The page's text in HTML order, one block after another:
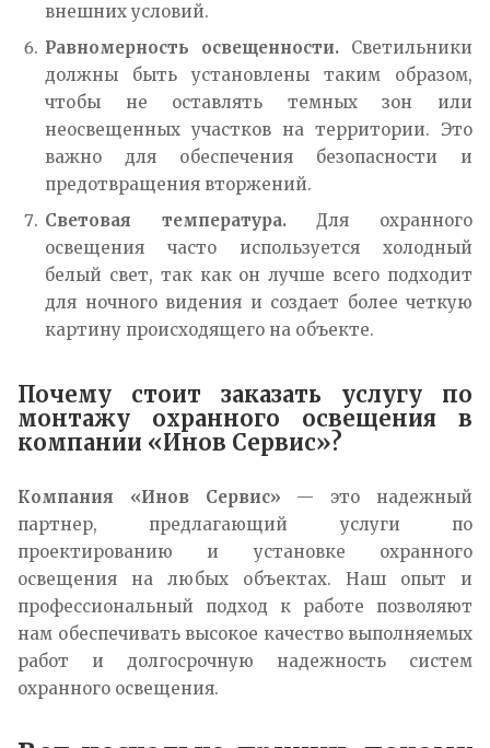
внешних условий.
Равномерность освещенности. Светильники
должны быть установлены таким образом,
чтобы не оставлять темных зон или
неосвещенных участков на территории. Это
важно для обеспечения безопасности и
предотвращения вторжений.
Световая температура.Для охранного
освещения часто используется холодный
белый свет, так как он лучше всего подходит
для ночного видения и создает более четкую
картину происходящего на объекте.
Почему стоит заказать услугу по
монтажу охранного освещения в
компании «Инов Сервис»?
Компания «Инов Сервис» — это надежный
партнер, предлагающий услуги по
проектированию и установке охранного
освещения на любых объектах. Наш опыт и
профессиональный подход к работе позволяют
нам обеспечивать высокое качество выполняемых
работ и долгосрочную надежность систем
охранного освещения.